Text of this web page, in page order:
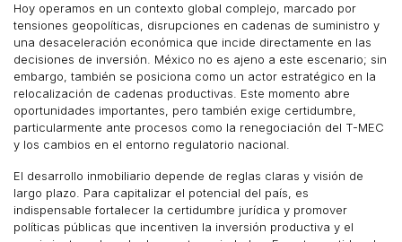
Hoy operamos en un contexto global complejo, marcado por
tensiones geopolíticas, disrupciones en cadenas de suministro y
una desaceleración económica que incide directamente en las
decisiones de inversión. México no es ajeno a este escenario; sin
embargo, también se posiciona como un actor estratégico en la
relocalización de cadenas productivas. Este momento abre
oportunidades importantes, pero también exige certidumbre,
particularmente ante procesos como la renegociación del T-MEC
y los cambios en el entorno regulatorio nacional.
El desarrollo inmobiliario depende de reglas claras y visión de
largo plazo. Para capitalizar el potencial del país, es
indispensable fortalecer la certidumbre jurídica y promover
políticas públicas que incentiven la inversión productiva y el